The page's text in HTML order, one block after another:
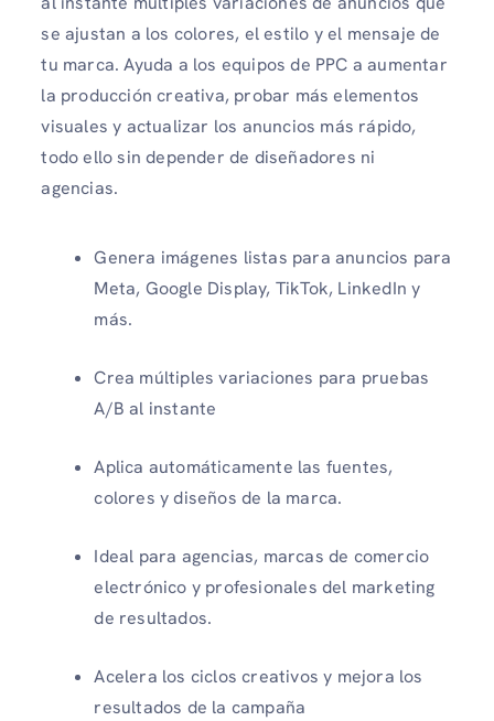
se ajustan a los colores, el estilo y el mensaje de
tu marca. Ayuda a los equipos de PPC a aumentar
la producción creativa, probar más elementos
visuales y actualizar los anuncios más rápido,
todo ello sin depender de diseñadores ni
agencias.
Genera imágenes listas para anuncios para
Meta, Google Display, TikTok, LinkedIn y
más.
Crea múltiples variaciones para pruebas
A/B al instante
Aplica automáticamente las fuentes,
colores y diseños de la marca.
Ideal para agencias, marcas de comercio
electrónico y profesionales del marketing
de resultados.
Acelera los ciclos creativos y mejora los
resultados de la campaña